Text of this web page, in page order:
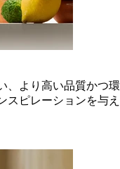
、より高い品質かつ環
スピレーションを与え